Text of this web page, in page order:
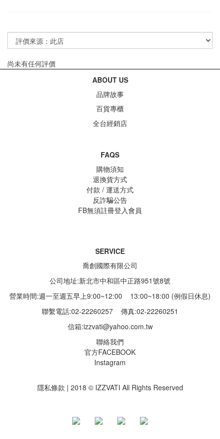
尚未有任何評價
ABOUT US
品牌故事
百貨專櫃
全台經銷店
FAQS
購物須知
退換貨方式
付款 / 運送方式
反詐騙公告
FB無須註冊登入會員
SERVICE
喬創國際有限公司
公司地址:新北市中和區中正路951號8號
營業時間:週一至週五早上9:00~12:00 13:00~18:00 (例假日休息)
聯繫電話:02-22260257 傳真:02-22260251
信箱:izzvati@yahoo.com.tw
聯絡我們
官方FACEBOOK
Instagram
隱私條款 | 2018 © IZZVATI All Rights Reserved